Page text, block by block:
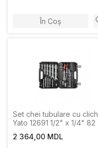
În Coș
Set chei tubulare cu
Yato 12691 1/2" x 1/4" 82
2 364,00 MDL